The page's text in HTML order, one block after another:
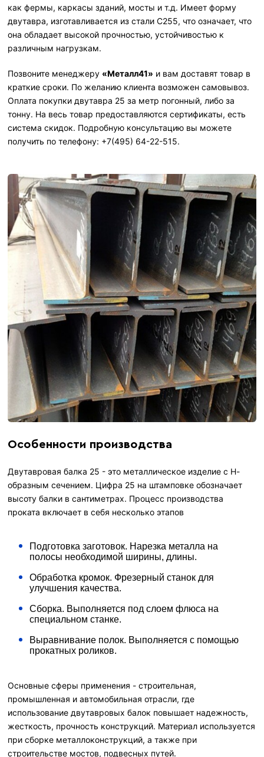
как фермы, каркасы зданий, мосты и т.д. Имеет форму
двутавра, изготавливается из стали С255, что означает, что
она обладает высокой прочностью, устойчивостью к
различным нагрузкам.
Позвоните менеджеру «Металл41» и вам доставят товар в
краткие сроки. По желанию клиента возможен самовывоз.
Оплата покупки двутавра 25 за метр погонный, либо за
тонну. На весь товар предоставляются сертификаты, есть
система скидок. Подробную консультацию вы можете
получить по телефону: +7(495) 64-22-515.
Особенности производства
Двутавровая балка 25 - это металлическое изделие с Н-
образным сечением. Цифра 25 на штамповке обозначает
высоту балки в сантиметрах. Процесс производства
проката включает в себя несколько этапов
Подготовка заготовок. Нарезка металла на
полосы необходимой ширины, длины.
Обработка кромок. Фрезерный станок для
улучшения качества.
Сборка. Выполняется под слоем флюса на
специальном станке.
Выравнивание полок. Выполняется с помощью
прокатных роликов.
Основные сферы применения - строительная,
промышленная и автомобильная отрасли, где
использование двутавровых балок повышает надежность,
жесткость, прочность конструкций. Материал используется
при сборке металлоконструкций, а также при
строительстве мостов, подвесных путей.